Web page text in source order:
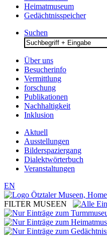
Heimatmuseum
Gedächtnisspeicher
Suchen
Search
for:
Über uns
Besucherinfo
Vermittlung
forschung
Publikationen
Nachhaltigkeit
Inklusion
Aktuell
Ausstellungen
Bilderspaziergang
Dialektwörterbuch
Veranstaltungen
EN
FILTER MUSEEN